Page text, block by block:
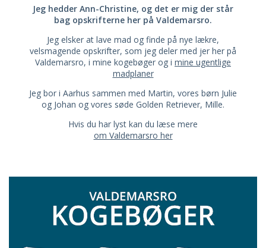
Jeg hedder Ann-Christine, og det er mig der står
bag opskrifterne her på Valdemarsro.
Jeg elsker at lave mad og finde på nye lækre,
velsmagende opskrifter, som jeg deler med jer her på
Valdemarsro, i mine kogebøger og i mine ugentlige
madplaner
Jeg bor i Aarhus sammen med Martin, vores børn Julie
og Johan og vores søde Golden Retriever, Mille.
Hvis du har lyst kan du læse mere
om Valdemarsro her